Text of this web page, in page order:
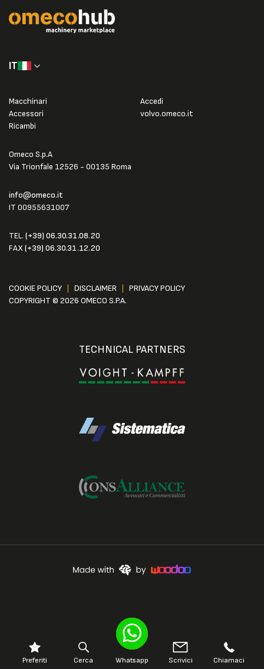
IT
Omeco S.p.A
Via Trionfale 12526 - 00135 Roma
info@omeco.it
IT 00955631007
TEL. (+39) 06.30.31.08.20
FAX(+39) 06.30.31.12.20
Macchinari
Accessori
Ricambi
Accedi
volvo.omeco.it
COOKIE POLICY DISCLAIMER
PRIVACY POLICY
COPYRIGHT © 2026 OMECO S.P.A.
TECHNICAL PARTNERS
Preferiti Cerca Whatsapp Scrivici Chiamaci